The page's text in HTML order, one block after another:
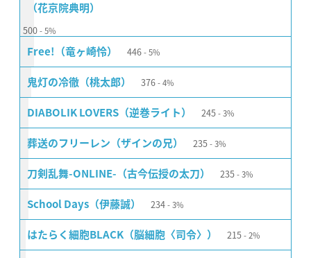
（花京院典明）
500 5%
Free!（竜ヶ崎怜） 446 5%
鬼灯の冷徹（桃太郎） 376 4%
DIABOLIK LOVERS（逆巻ライト） 245 3%
葬送のフリーレン（ザインの兄） 235 3%
刀剣乱舞-ONLINE-（古今伝授の太刀） 235 3%
School Days（伊藤誠） 234 3%
はたらく細胞BLACK（脳細胞〈司令〉） 215 2%